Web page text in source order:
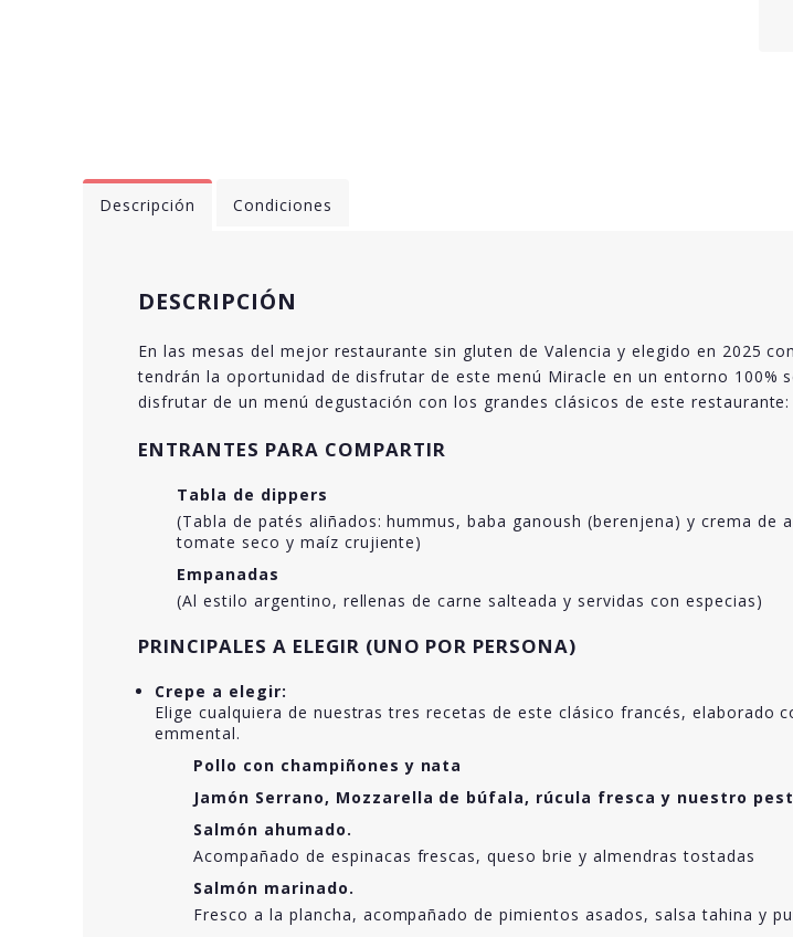
Descripción Condiciones
DESCRIPCIÓN
En las mesas del mejor restaurante sin gluten de Valencia y elegido en 2025
tendrán la oportunidad de disfrutar de este menú Miracle en un entorno 100%
disfrutar de un menú degustación con los grandes clásicos de este restaurante:
ENTRANTES PARA COMPARTIR
Tabla de dippers
(Tabla de patés aliñados: hummus, baba ganoush (berenjena) y crema
tomate seco y maíz crujiente)
Empanadas
(Al estilo argentino, rellenas de carne salteada y servidas con especias)
PRINCIPALES A ELEGIR (UNO POR PERSONA)
Crepe a elegir:
Elige cualquiera de nuestras tres recetas de este clásico francés, elaborado
emmental.
Pollo con champiñones y nata
Jamón Serrano, Mozzarella de búfala, rúcula fresca y nuestro
Salmón ahumado.
Acompañado de espinacas frescas, queso brie y almendras tostadas
Salmón marinado.
Fresco a la plancha, acompañado de pimientos asados, salsa tahina y